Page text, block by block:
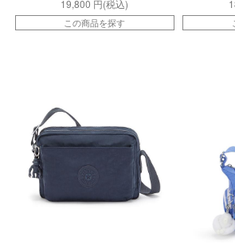
19,800 円(税込)
この商品を探す